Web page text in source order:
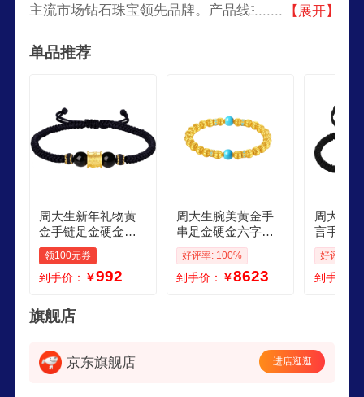
主流市场钻石珠宝领先品牌。产品线主要包括钻石
风格珠宝”，以更精准地定位消费人群。
【展开】
单品推荐
周大生新年礼物黄
金手链足金硬金铜
钱貔貅转运珠手绳
黑绳送男朋友 六字
真言金重约05g预售
领100元券
到手价： ￥992
周大生腕美黄金手
串足金硬金六字真
言珐琅手链送女友
南瓜珠串 475g
好评率: 100%
到手价： ￥8623
周大生
言手链
碎金情
物送女
好评率:
到手价：
旗舰店
京东旗舰店 进店逛逛